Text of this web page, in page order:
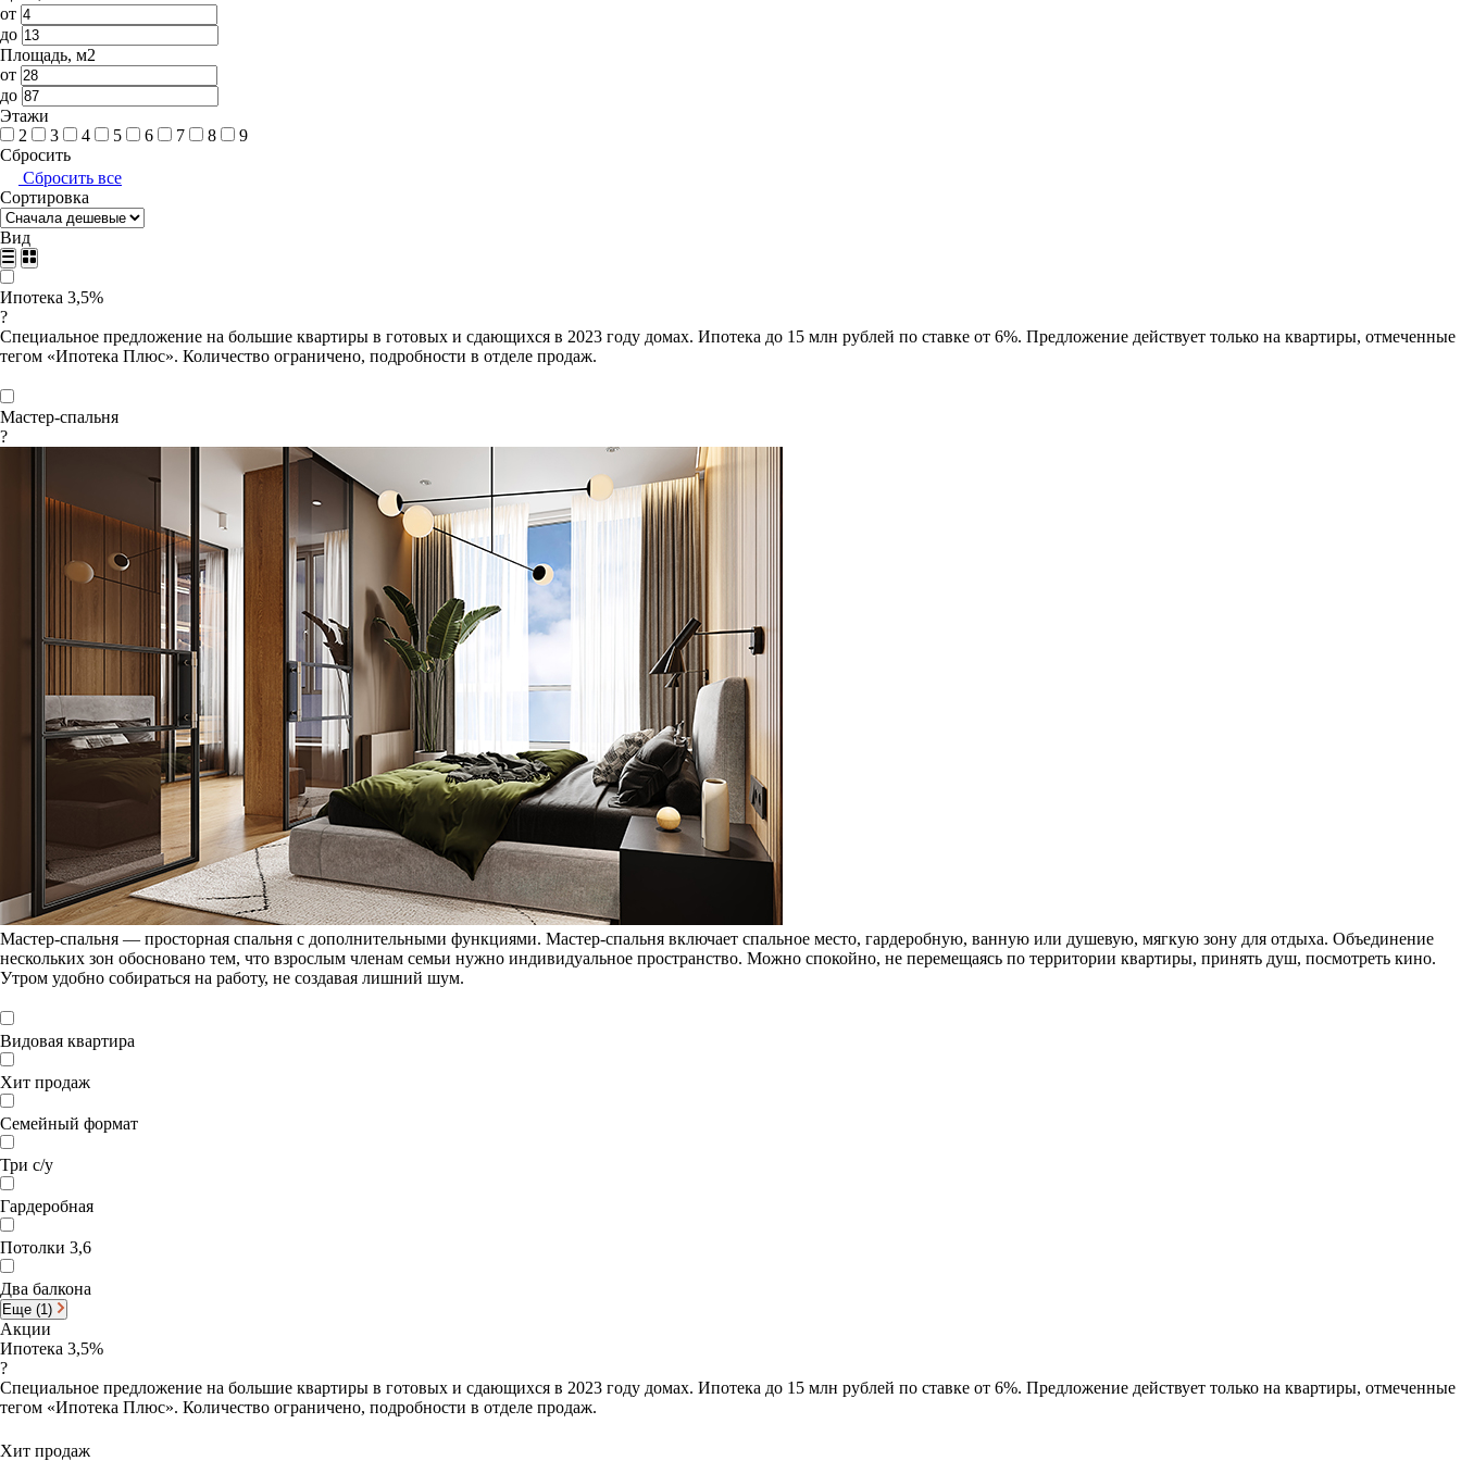
от
до
Площадь, м2
от
до
Этажи
2
3 4 5 6 7 8
9
Сбросить
Сбросить все
Сортировка
Вид
Ипотека 3,5%
?
Специальное предложение на большие квартиры в готовых и сдающихся в 2023 году домах. Ипотека до 15 млн рублей по ставке от 6%. Предложение действует только на квартиры, отмеченные
тегом «Ипотека Плюс». Количество ограничено, подробности в отделе продаж.
Мастер-спальня
?
Мастер-спальня — просторная спальня с дополнительными функциями. Мастер-спальня включает спальное место, гардеробную, ванную или душевую, мягкую зону для отдыха. Объединение
нескольких зон обосновано тем, что взрослым членам семьи нужно индивидуальное пространство. Можно спокойно, не перемещаясь по территории квартиры, принять душ, посмотреть кино.
Утром удобно собираться на работу, не создавая лишний шум.
Видовая квартира
Хит продаж
Семейный формат
Три с/у
Гардеробная
Потолки 3,6
Два балкона
Еще (1)
Акции
Ипотека 3,5%
?
Специальное предложение на большие квартиры в готовых и сдающихся в 2023 году домах. Ипотека до 15 млн рублей по ставке от 6%. Предложение действует только на квартиры, отмеченные
тегом «Ипотека Плюс». Количество ограничено, подробности в отделе продаж.
Хит продаж